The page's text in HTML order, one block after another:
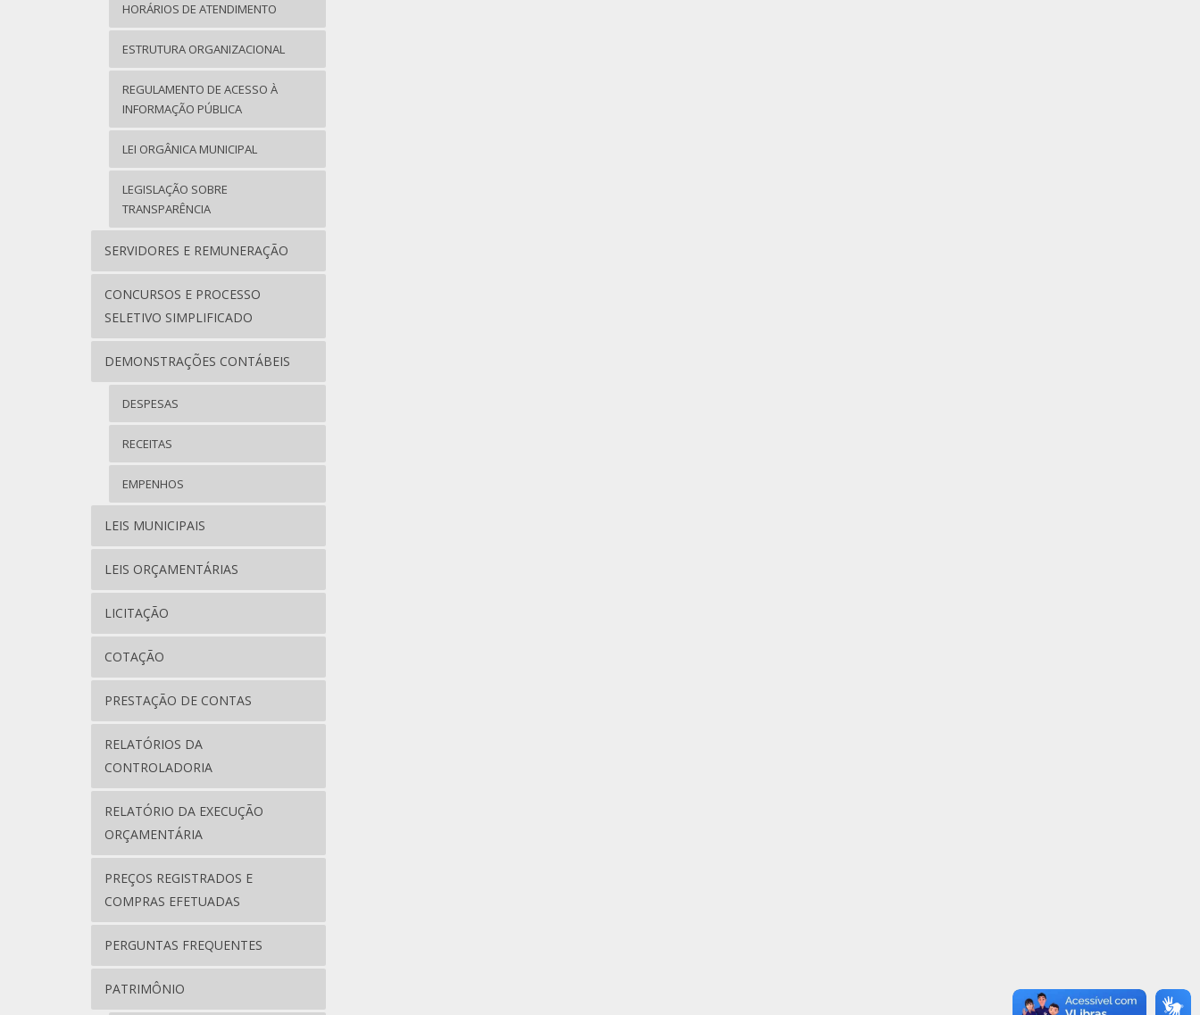
HORÁRIOS DE ATENDIMENTO
ESTRUTURA ORGANIZACIONAL
REGULAMENTO DE ACESSO À
INFORMAÇÃO PÚBLICA
LEI ORGÂNICA MUNICIPAL
LEGISLAÇÃO SOBRE
TRANSPARÊNCIA
SERVIDORES E REMUNERAÇÃO
CONCURSOS E PROCESSO
SELETIVO SIMPLIFICADO
DEMONSTRAÇÕES CONTÁBEIS
DESPESAS
RECEITAS
EMPENHOS
LEIS MUNICIPAIS
LEIS ORÇAMENTÁRIAS
LICITAÇÃO
COTAÇÃO
PRESTAÇÃO DE CONTAS
RELATÓRIOS DA
CONTROLADORIA
RELATÓRIO DA EXECUÇÃO
ORÇAMENTÁRIA
PREÇOS REGISTRADOS E
COMPRAS EFETUADAS
PERGUNTAS FREQUENTES
PATRIMÔNIO